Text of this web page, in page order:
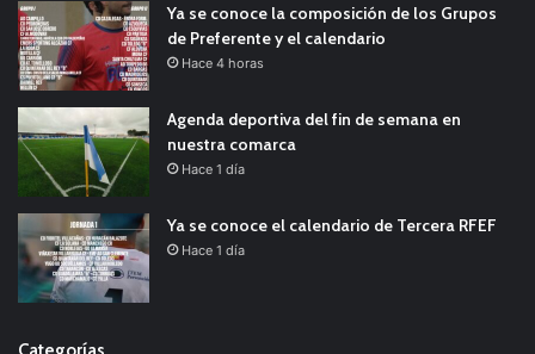
Ya se conoce la composición de los Grupos
de Preferente y el calendario
Hace 4 horas
Agenda deportiva del fin de semana en
nuestra comarca
Hace 1 día
Ya se conoce el calendario de Tercera RFEF
Hace 1 día